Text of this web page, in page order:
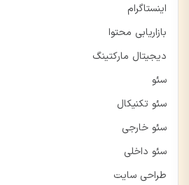
اینستاگرام
بازاریابی محتوا
دیجیتال مارکتینگ
سئو
سئو تکنیکال
سئو خارجی
سئو داخلی
طراحی سایت